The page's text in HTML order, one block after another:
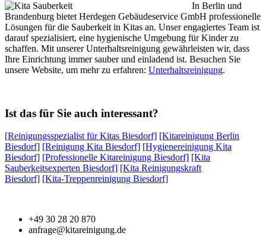
In Berlin und
Brandenburg bietet Herdegen Gebäudeservice GmbH professionelle
Lösungen für die Sauberkeit in Kitas an. Unser engagiertes Team ist
darauf spezialisiert, eine hygienische Umgebung für Kinder zu
schaffen. Mit unserer Unterhaltsreinigung gewährleisten wir, dass
Ihre Einrichtung immer sauber und einladend ist. Besuchen Sie
unsere Website, um mehr zu erfahren: Unterhaltsreinigung.
Ist das für Sie auch interessant?
[Reinigungsspezialist für Kitas Biesdorf] [Kitareinigung Berlin
Biesdorf] [Reinigung Kita Biesdorf] [Hygienereinigung Kita
Biesdorf] [Professionelle Kitareinigung Biesdorf] [Kita
Sauberkeitsexperten Biesdorf] [Kita Reinigungskraft
Biesdorf] [Kita-Treppenreinigung Biesdorf]
+49 30 28 20 870
anfrage@kitareinigung.de